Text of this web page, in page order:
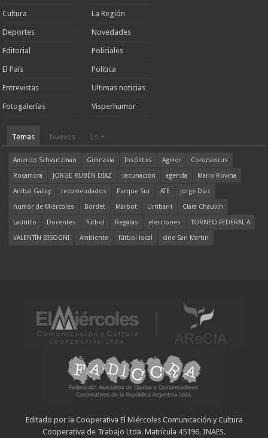
Cultura
Deportes
Editorial
El País
Entrevistas
Fotogalerías
La Región
Novedades
Policiales
Política
Ultimas noticias
Visperhumor
Temas Nuevos Lo +
Americo Schvartzman Gimnasia Insólitos Agmer
Coronavirus
Rocamora
JORGE RUBÉN DÍAZ vacunación agenda
Mario Rovina
Aníbal Gallay
recomendados Parque Sur ATE
Jorge Díaz
humor de Miércoles
Bordet Marbot Urribarri
Clara Chauvín
Lauritto
Docentes fútbol Regatas elecciones
TORNEO FEDERAL A
VALENTÍN BISOGNI
Ambiente fútbol local cine San Martín
Editado por la Cooperativa El Miércoles Comunicación y Cultura
Cooperativa de Trabajo Ltda. Matrícula 45196. INAES.